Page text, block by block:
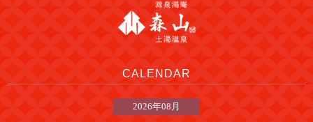
CALENDAR
2026年08月